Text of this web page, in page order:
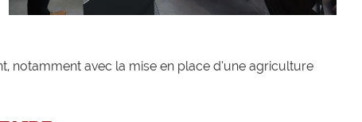
notamment avec la mise en place d’une agriculture